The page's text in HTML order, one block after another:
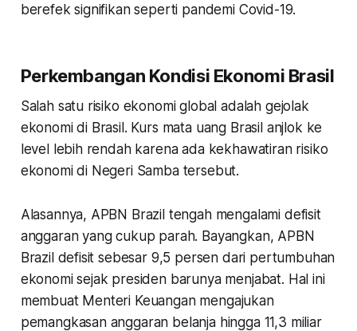
berefek signifikan seperti pandemi Covid-19.
Perkembangan Kondisi Ekonomi Brasil
Salah satu risiko ekonomi global adalah gejolak
ekonomi di Brasil. Kurs mata uang Brasil anjlok ke
level lebih rendah karena ada kekhawatiran risiko
ekonomi di Negeri Samba tersebut.
Alasannya, APBN Brazil tengah mengalami defisit
anggaran yang cukup parah. Bayangkan, APBN
Brazil defisit sebesar 9,5 persen dari pertumbuhan
ekonomi sejak presiden barunya menjabat. Hal ini
membuat Menteri Keuangan mengajukan
pemangkasan anggaran belanja hingga 11,3 miliar